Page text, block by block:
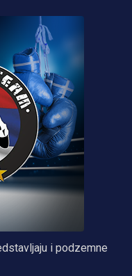
i podzemne